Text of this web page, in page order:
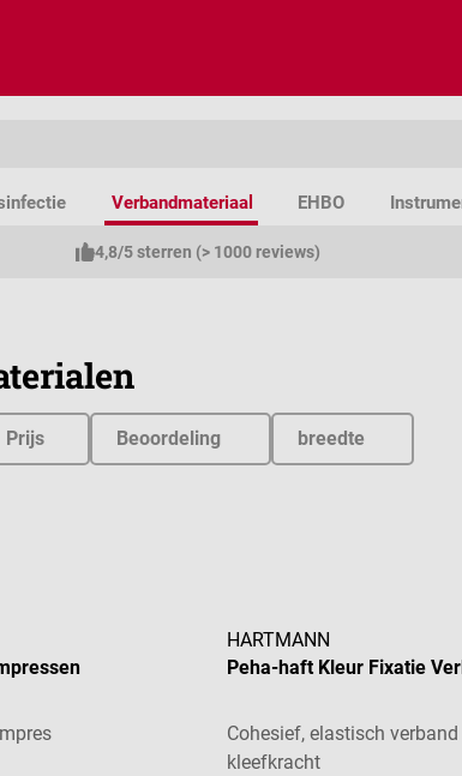
Verbandmateriaal EHBO
4,8/5 sterren (> 1000 reviews)
Prijs Beoordeling breedte
HARTMANN
Peha-haft Kleur Fixatie
Cohesief, elastisch
kleefkracht